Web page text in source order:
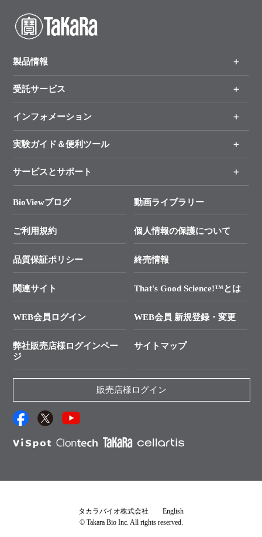
製品情報
製品一覧
手法から製品を探す
新製品情報
受託サービス
オンライン注文
インフォメーション
キャンペーン
タカラバイオ各種会員募集のお知らせ
終売製品のお知らせ
価格改定のご案内
タカラバイオ発表文献
実験ガイド＆便利ツール
リアルタイムPCR実験のススメ
幹細胞・再生医療研究ガイド
クローニング実験ガイド
SMARTer NGSポータルサイト
プライマー設計
制限酵素切断サイトの検索
ユーザーズボイス集
エピジェネティクス実験ガイド
抗体検索サイト
サービスとサポート
総合お問い合わせ
├ 実験コンシェルジュ
├ 受託サービスお問い合わせ
└ カスタム製造お問い合わせ
資料請求 機器関連
資料請求 受託関連
資料請求 核酸抽出・精製カタログ
サンプル請求一覧
プロトコール集
説明書・CoA・SDSを探す
BioViewブログ 動画ライブラリー
ご利用規約 個人情報の保護について
品質保証ポリシー 終売情報
関連サイト That's Good Science!™とは
WEB会員ログイン WEB会員 新規登録・変更
弊社販売店様ログインペー
ジ
サイトマップ
販売店様ログイン
タカラバイオ株式会社
English
© Takara Bio Inc. All rights reserved.